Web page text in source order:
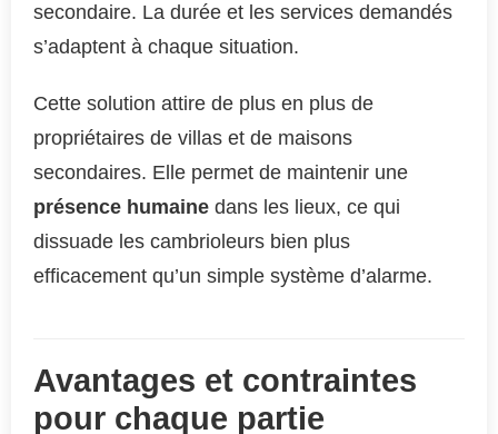
secondaire. La durée et les services demandés
s’adaptent à chaque situation.
Cette solution attire de plus en plus de
propriétaires de villas et de maisons
secondaires. Elle permet de maintenir une
présence humaine dans les lieux, ce qui
dissuade les cambrioleurs bien plus
efficacement qu’un simple système d’alarme.
Avantages et contraintes
pour chaque partie